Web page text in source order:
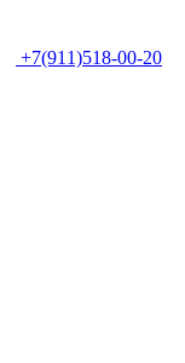
+7(911)518-00-20